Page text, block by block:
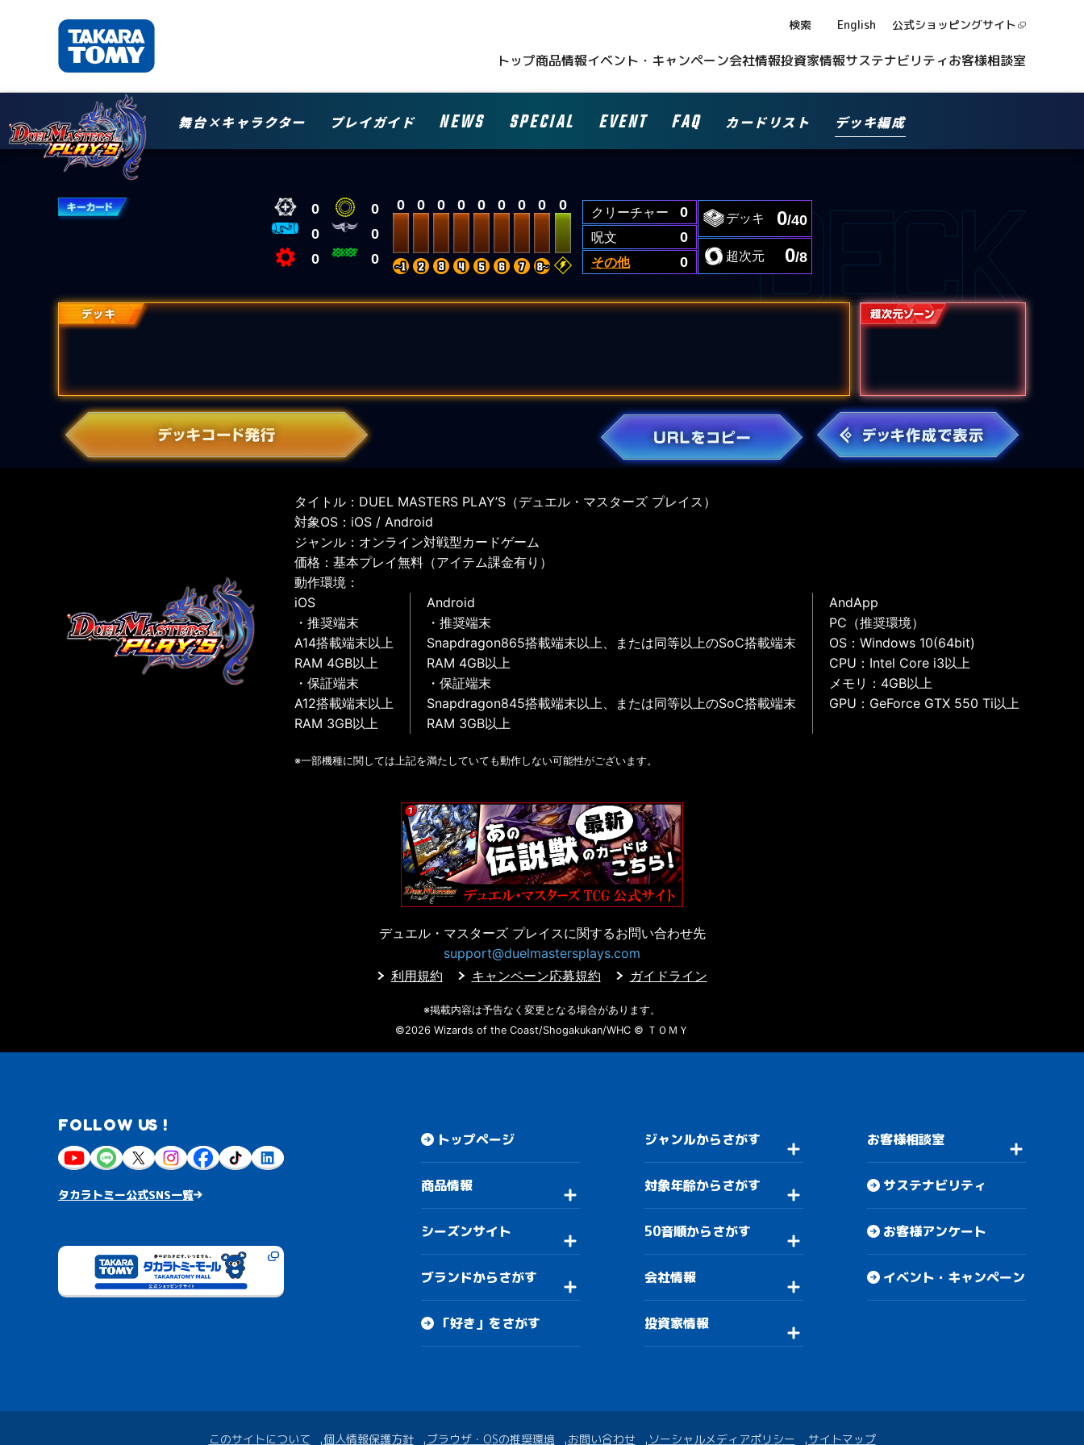
検索 English 公式ショッピングサイト
トップ商品情報イベント・キャンペーン会社情報投資家情報サステナビリティお客様相談室
舞台×キャラクター プレイガイド NEWS SPECIAL EVENT FAQ カードリスト デッキ編成
0
0
0
0
0
0
0 0 0 0 0 0 0 0 0 クリーチャー
0
呪文
0
その他
0
デッキ 0/40
超次元 0/8
タイトル：DUEL MASTERS PLAY’S（デュエル・マスターズ プレイス）
対象OS：iOS / Android
ジャンル：オンライン対戦型カードゲーム
価格：基本プレイ無料（アイテム課金有り）
動作環境：
iOS
・推奨端末
A14搭載端末以上
RAM 4GB以上
・保証端末
A12搭載端末以上
RAM 3GB以上
Android
・推奨端末
Snapdragon865搭載端末以上、または同等以上のSoC搭載端末
RAM 4GB以上
・保証端末
Snapdragon845搭載端末以上、または同等以上のSoC搭載端末
RAM 3GB以上
AndApp
PC（推奨環境）
OS：Windows 10(64bit)
CPU：Intel Core i3以上
メモリ：4GB以上
GPU：GeForce GTX 550 Ti以上
※一部機種に関しては上記を満たしていても動作しない可能性がございます。
デュエル・マスターズ プレイスに関するお問い合わせ先
support@duelmastersplays.com
利用規約
キャンペーン応募規約 ガイドライン
※掲載内容は予告なく変更となる場合があります。
©2026 Wizards of the Coast/Shogakukan/WHC © ＴＯＭＹ
FOLLOW US !
タカラトミー公式SNS一覧
トップページ
商品情報
シーズンサイト
ブランドからさがす
「好き」をさがす
ジャンルからさがす
対象年齢からさがす
50音順からさがす
会社情報
投資家情報
お客様相談室
サステナビリティ
お客様アンケート
イベント・キャンペーン
このサイトについて 個人情報保護方針 ブラウザ・OSの推奨環境 お問い合わせ ソーシャルメディアポリシー サイトマップ